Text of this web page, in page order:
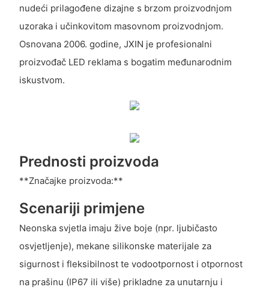
nudeći prilagođene dizajne s brzom proizvodnjom
uzoraka i učinkovitom masovnom proizvodnjom.
Osnovana 2006. godine, JXIN je profesionalni
proizvođač LED reklama s bogatim međunarodnim
iskustvom.
Prednosti proizvoda
**Značajke proizvoda:**
Scenariji primjene
Neonska svjetla imaju žive boje (npr. ljubičasto
osvjetljenje), mekane silikonske materijale za
sigurnost i fleksibilnost te vodootpornost i otpornost
na prašinu (IP67 ili više) prikladne za unutarnju i